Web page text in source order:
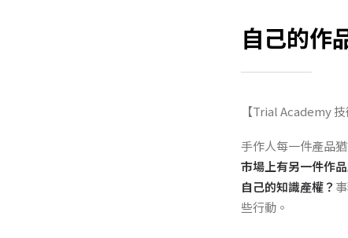
自己的作
【Trial Academy
手作人每一件產品
市場上有另一件作
自己的知識產權？
些行動。